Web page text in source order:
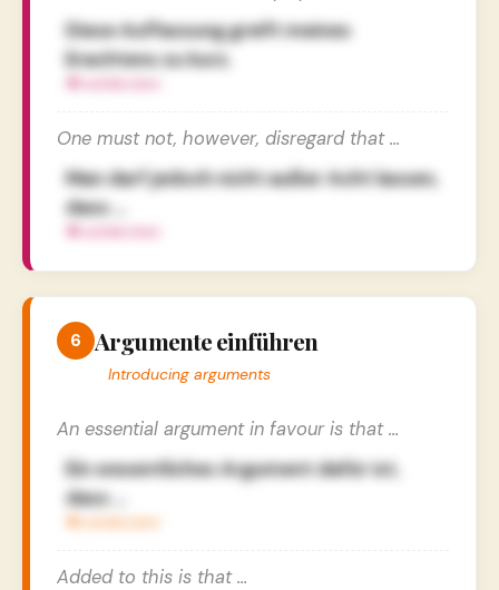
Diese Auffassung greift meines
Erachtens zu kurz.
One must not, however, disregard that …
Man darf jedoch nicht außer Acht lassen,
dass …
6 Argumente einführen
Introducing arguments
An essential argument in favour is that …
Ein wesentliches Argument dafür ist,
dass …
Added to this is that …